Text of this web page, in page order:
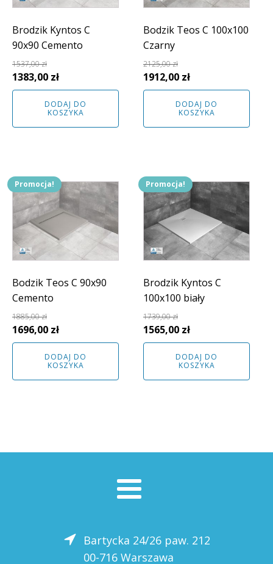
Brodzik Kyntos C
90x90 Cemento
1537,00zł
Pierwotna
cena
wynosiła:
1537,00 zł.
1383,00 złAktualna
cena
wynosi:
DODAJ DO
KOSZYKA
Bodzik Teos C 100x100
Czarny
2125,00zł
Pierwotna
cena
wynosiła:
2125,00 zł.
1912,00 złAktualna
cena
wynosi:
DODAJ DO
KOSZYKA
Promocja!
Bodzik Teos C 90x90
Cemento
1885,00zł
Pierwotna
cena
wynosiła:
1885,00 zł.
1696,00 złAktualna
cena
wynosi:
DODAJ DO
KOSZYKA
Promocja!
Brodzik Kyntos C
100x100 biały
1739,00zł
Pierwotna
cena
wynosiła:
1739,00 zł.
1565,00 złAktualna
cena
wynosi:
DODAJ DO
KOSZYKA
Bartycka 24/26 paw. 212
00-716 Warszawa